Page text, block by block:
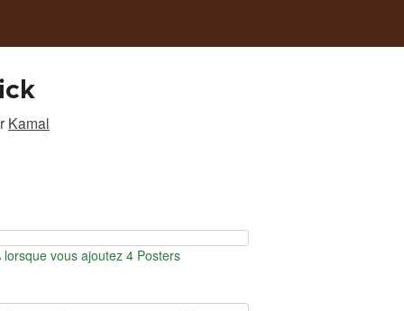
Kamal
lorsque vous ajoutez 4 Posters